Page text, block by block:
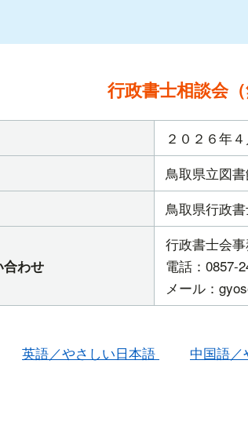
行政書士相談会
２０２６年
鳥取県立図書
鳥取県行政
わせ
行政書士会
電話：0857-
メール：
英語／やさしい日本語 中国語